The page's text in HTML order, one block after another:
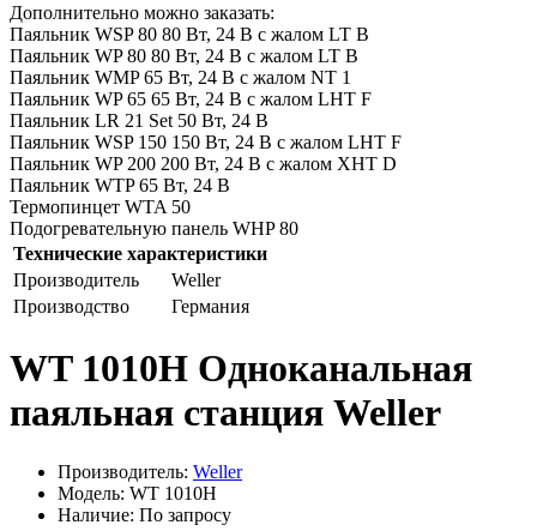
Дополнительно можно заказать:
Паяльник WSP 80 80 Вт, 24 В с жалом LT B
Паяльник WP 80 80 Вт, 24 В с жалом LT B
Паяльник WMP 65 Вт, 24 В с жалом NT 1
Паяльник WP 65 65 Вт, 24 В с жалом LHT F
Паяльник LR 21 Set 50 Вт, 24 В
Паяльник WSP 150 150 Вт, 24 В с жалом LHT F
Паяльник WP 200 200 Вт, 24 В с жалом XHT D
Паяльник WTP 65 Вт, 24 В
Термопинцет WTA 50
Подогревательную панель WHP 80
Технические характеристики
Производитель
Weller
Производство
Германия
WT 1010H Одноканальная
паяльная станция Weller
Производитель: Weller
Модель: WT 1010H
Наличие: По запросу